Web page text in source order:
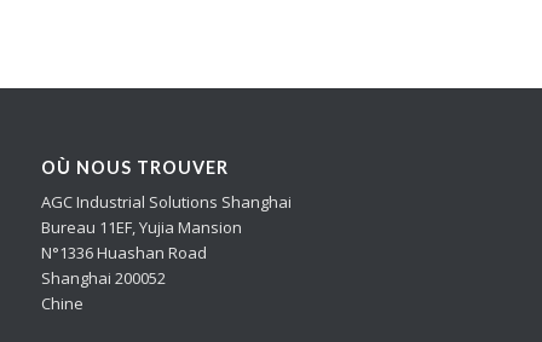
OÙ NOUS TROUVER
AGC Industrial Solutions Shanghai
Bureau 11EF, Yujia Mansion
N°1336 Huashan Road
Shanghai 200052
Chine